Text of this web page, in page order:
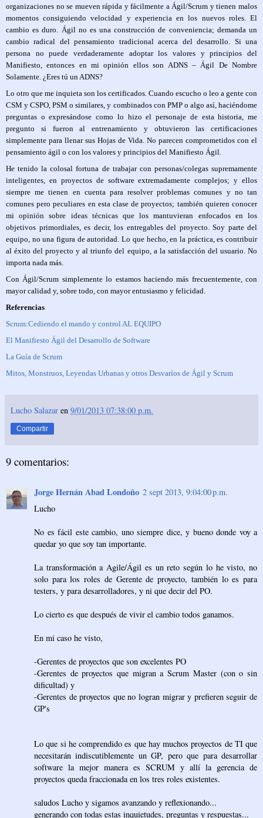
organizaciones no se mueven rápida y fácilmente a Ágil/Scrum y tienen malos
momentos consiguiendo velocidad y experiencia en los nuevos roles. El
cambio es duro. Ágil no es una construcción de conveniencia; demanda un
cambio radical del pensamiento tradicional acerca del desarrollo. Si una
persona no puede verdaderamente adoptar los valores y principios del
Manifiesto, entonces en mi opinión ellos son ADNS – Ágil De Nombre
Solamente. ¿Eres tú un ADNS?
Lo otro que me inquieta son los certificados. Cuando escucho o leo a gente con
CSM y CSPO, PSM o similares, y combinados con PMP o algo así, haciéndome
preguntas o expresándose como lo hizo el personaje de esta historia, me
pregunto si fueron al entrenamiento y obtuvieron las certificaciones
simplemente para llenar sus Hojas de Vida. No parecen comprometidos con el
pensamiento ágil o con los valores y principios del Manifiesto Ágil.
He tenido la colosal fortuna de trabajar con personas/colegas supremamente
inteligentes, en proyectos de software extremadamente complejos; y ellos
siempre me tienen en cuenta para resolver problemas comunes y no tan
comunes pero peculiares en esta clase de proyectos; también quieren conocer
mi opinión sobre ideas técnicas que los mantuvieran enfocados en los
objetivos primordiales, es decir, los entregables del proyecto. Soy parte del
equipo, no una figura de autoridad. Lo que hecho, en la práctica, es contribuir
al éxito del proyecto y al triunfo del equipo, a la satisfacción del usuario. No
importa nada más.
Con Ágil/Scrum simplemente lo estamos haciendo más frecuentemente, con
mayor calidad y, sobre todo, con mayor entusiasmo y felicidad.
Referencias
Scrum:Cediendo el mando y control AL EQUIPO
El Manifiesto Ágil del Desarrollo de Software
La Guía de Scrum
Mitos, Monstruos, Leyendas Urbanas y otros Desvaríos de Ágil y Scrum
Lucho Salazar en 9/01/2013 07:38:00 p.m.
Compartir
9 comentarios:
Jorge Hernán Abad Londoño 2 sept 2013, 9:04:00 p.m.
Lucho
No es fácil este cambio, uno siempre dice, y bueno donde voy a
quedar yo que soy tan importante.
La transformación a Agile/Ágil es un reto según lo he visto, no
solo para los roles de Gerente de proyecto, también lo es para
testers, y para desarrolladores, y ni que decir del PO.
Lo cierto es que después de vivir el cambio todos ganamos.
En mi caso he visto,
-Gerentes de proyectos que son excelentes PO
-Gerentes de proyectos que migran a Scrum Master (con o sin
dificultad) y
-Gerentes de proyectos que no logran migrar y prefieren seguir de
GP's
Lo que si he comprendido es que hay muchos proyectos de TI que
necesitarán indiscutiblemente un GP, pero que para desarrollar
software la mejor manera es SCRUM y allí la gerencia de
proyectos queda fraccionada en los tres roles existentes.
saludos Lucho y sigamos avanzando y reflexionando...
generando con todas estas inquietudes, preguntas y respuestas...